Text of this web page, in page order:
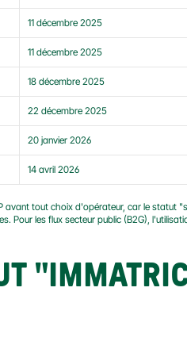
11 décembre 2025
11 décembre 2025
18 décembre 2025
22 décembre 2025
20 janvier 2026
14 avril 2026
avant tout choix d'opérateur, car le statut
Pour les flux secteur public (B2G),